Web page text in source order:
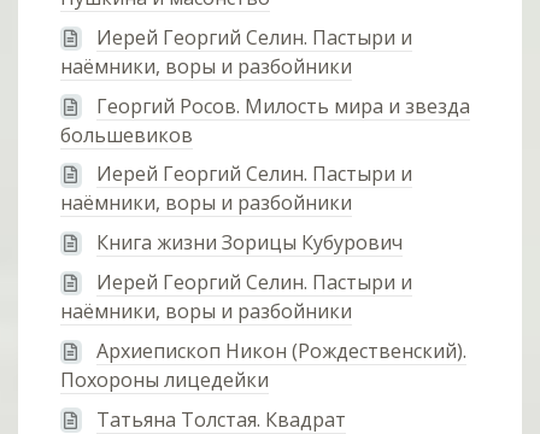
Иерей Георгий Селин. Пастыри и
наёмники, воры и разбойники
Георгий Росов. Милость мира и звезда
большевиков
Иерей Георгий Селин. Пастыри и
наёмники, воры и разбойники
Книга жизни Зорицы Кубурович
Иерей Георгий Селин. Пастыри и
наёмники, воры и разбойники
Архиепископ Никон (Рождественский).
Похороны лицедейки
Татьяна Толстая. Квадрат